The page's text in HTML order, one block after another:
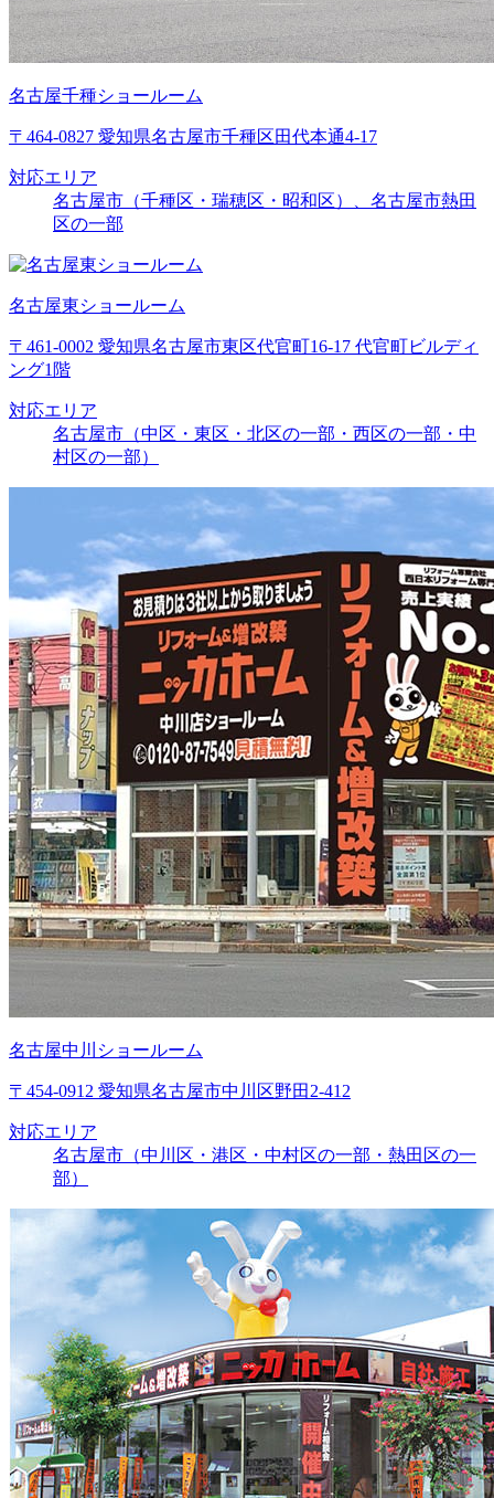
名古屋千種ショールーム
〒464-0827 愛知県名古屋市千種区田代本通4-17
対応エリア
名古屋市（千種区・瑞穂区・昭和区）、名古屋市熱田
区の一部
名古屋東ショールーム
〒461-0002 愛知県名古屋市東区代官町16-17 代官町ビルディ
ング1階
対応エリア
名古屋市（中区・東区・北区の一部・西区の一部・中
村区の一部）
名古屋中川ショールーム
〒454-0912 愛知県名古屋市中川区野田2-412
対応エリア
名古屋市（中川区・港区・中村区の一部・熱田区の一
部）